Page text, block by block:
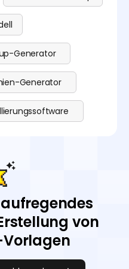
Generator
Generator
von